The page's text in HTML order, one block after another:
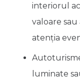
interiorul
valoare
atenţia
luminate